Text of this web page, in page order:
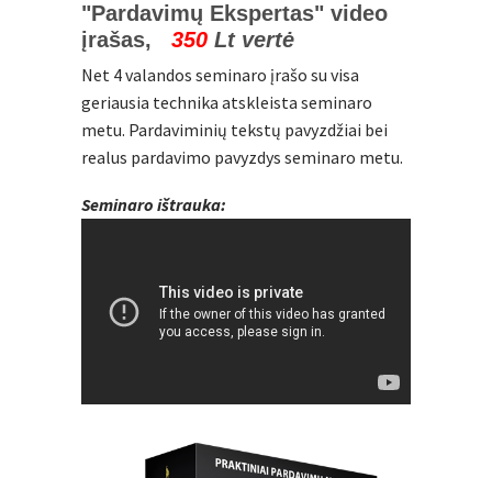
"Pardavimų Ekspertas" video
įrašas, 350 Lt vertė
Net 4 valandos seminaro įrašo su visa
geriausia technika atskleista seminaro
metu. Pardaviminių tekstų pavyzdžiai bei
realus pardavimo pavyzdys seminaro metu.
Seminaro ištrauka: